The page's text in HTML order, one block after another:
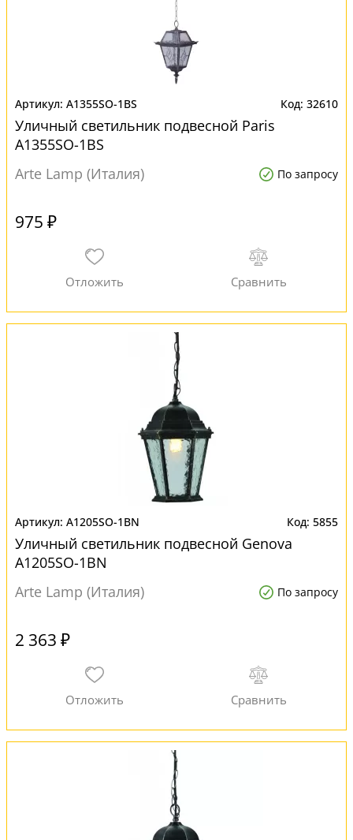
A1355SO-1BS 32610
Уличный светильник подвесной Paris
A1355SO-1BS
Arte Lamp (Италия)
По запросу
975 ₽
A1205SO-1BN 5855
Уличный светильник подвесной Genova
A1205SO-1BN
Arte Lamp (Италия)
По запросу
2 363 ₽